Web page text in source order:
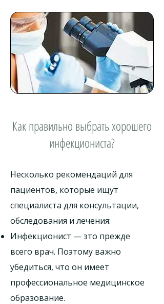
Как правильно выбрать хорошего
инфекциониста?
Несколько рекомендаций для
пациентов, которые ищут
специалиста для консультации,
обследования и лечения:
Инфекционист — это прежде
всего врач. Поэтому важно
убедиться, что он имеет
профессиональное медицинское
образование.